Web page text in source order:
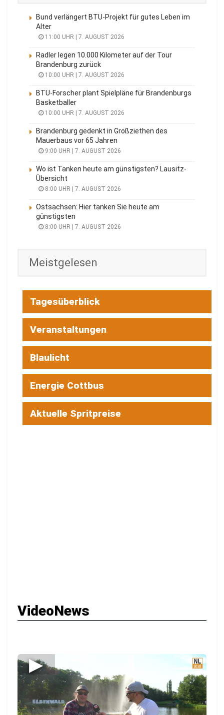
Bund verlängert BTU-Projekt für gutes Leben im
Alter
11:00 UHR | 7. AUGUST 2026
Radler legen 10.000 Kilometer auf der Tour
Brandenburg zurück
10:00 UHR | 7. AUGUST 2026
BTU-Forscher plant Spielpläne für Brandenburgs
Basketballer
10:00 UHR | 7. AUGUST 2026
Brandenburg gedenkt in Großziethen des
Mauerbaus vor 65 Jahren
9:00 UHR | 7. AUGUST 2026
Wo ist Tanken heute am günstigsten? Lausitz-
Übersicht
8:00 UHR | 7. AUGUST 2026
Ostsachsen: Hier tanken Sie heute am
günstigsten
8:00 UHR | 7. AUGUST 2026
Meistgelesen
Tagesüberblick
Veranstaltungen
Blaulicht
Energie Cottbus
Aktuelle Spritpreise
VideoNews
▶